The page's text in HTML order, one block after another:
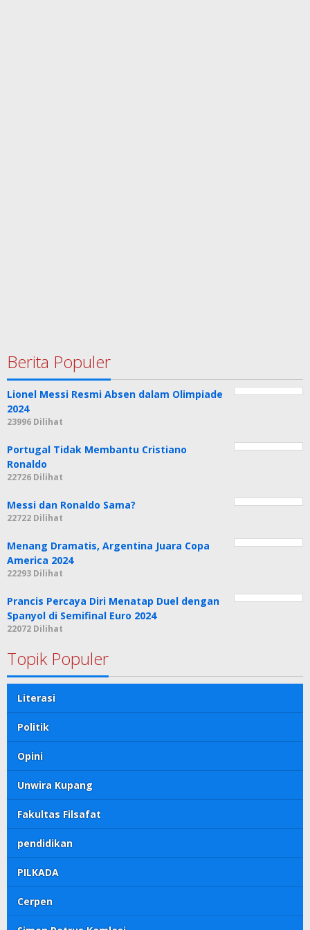
Berita Populer
Lionel Messi Resmi Absen dalam Olimpiade
2024
23996 Dilihat
Portugal Tidak Membantu Cristiano
Ronaldo
22726 Dilihat
Messi dan Ronaldo Sama?
22722 Dilihat
Menang Dramatis, Argentina Juara Copa
America 2024
22293 Dilihat
Prancis Percaya Diri Menatap Duel dengan
Spanyol di Semifinal Euro 2024
22072 Dilihat
Topik Populer
Literasi
Politik
Opini
Unwira Kupang
Fakultas Filsafat
pendidikan
PILKADA
Cerpen